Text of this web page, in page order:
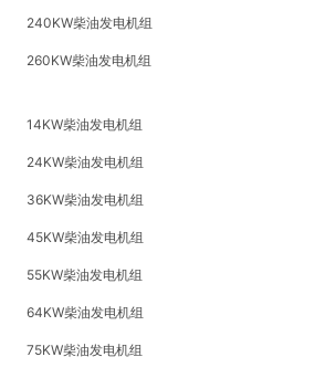
240KW柴油发电机组
260KW柴油发电机组
14KW柴油发电机组
24KW柴油发电机组
36KW柴油发电机组
45KW柴油发电机组
55KW柴油发电机组
64KW柴油发电机组
75KW柴油发电机组